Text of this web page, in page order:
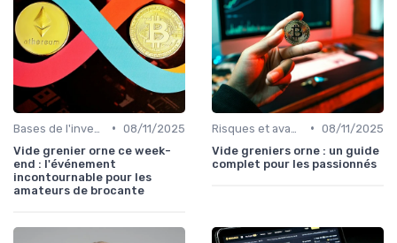
• 08/11/2025
Vide grenier orne ce week-
end : l'événement
incontournable pour les
amateurs de brocante
• 08/11/2025
Vide greniers orne : un guide
complet pour les passionnés